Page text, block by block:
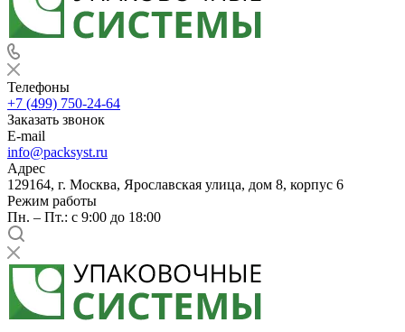
Телефоны
+7 (499) 750-24-64
Заказать звонок
E-mail
info@packsyst.ru
Адрес
129164, г. Москва, Ярославская улица, дом 8, корпус 6
Режим работы
Пн. – Пт.: с 9:00 до 18:00